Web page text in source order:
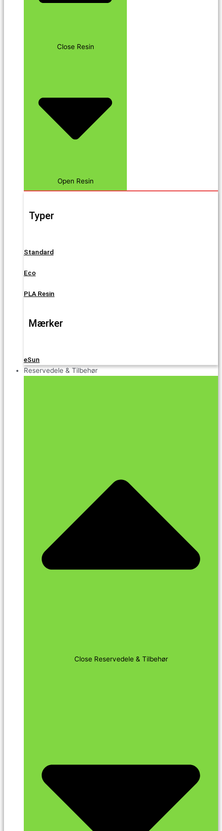
Close Resin
Open Resin
Typer
Standard
Eco
PLA Resin
Mærker
eSun
Reservedele & Tilbehør
Close Reservedele & Tilbehør